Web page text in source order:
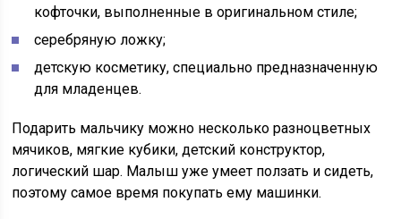
кофточки, выполненные в оригинальном стиле;
серебряную ложку;
детскую косметику, специально предназначенную
для младенцев.
Подарить мальчику можно несколько разноцветных
мячиков, мягкие кубики, детский конструктор,
логический шар. Малыш уже умеет ползать и сидеть,
поэтому самое время покупать ему машинки.